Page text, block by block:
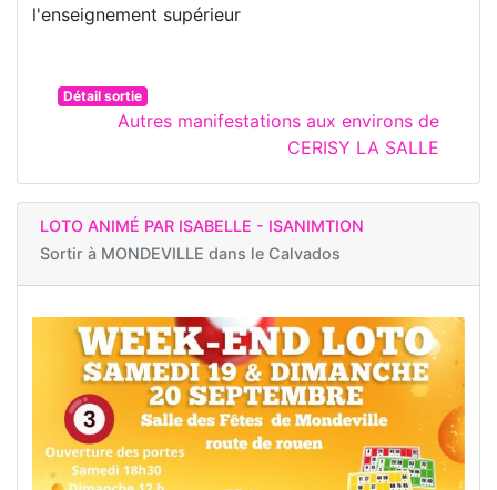
l'enseignement supérieur
Détail sortie
Autres manifestations aux environs de
CERISY LA SALLE
LOTO ANIMÉ PAR ISABELLE - ISANIMTION
Sortir à MONDEVILLE dans le Calvados